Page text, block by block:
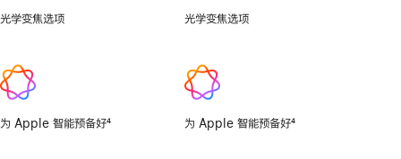
光学变焦选项
为 Apple 智能预备好4
光学变焦选项
为 Apple 智能预备好4